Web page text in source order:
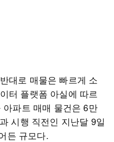
대로 매물은 빠르게 소
터 플랫폼 아실에 따르
파트 매매 물건은 6만
시행 직전인 지난달 9일
든 규모다.